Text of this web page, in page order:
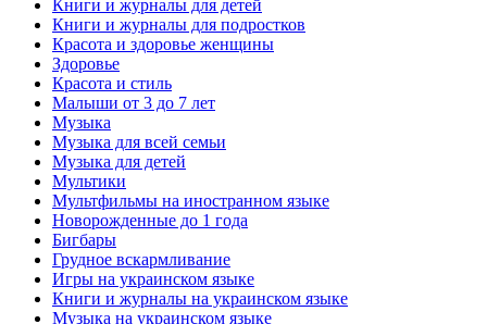
Книги и журналы для детей
Книги и журналы для подростков
Красота и здоровье женщины
Здоровье
Красота и стиль
Малыши от 3 до 7 лет
Музыка
Музыка для всей семьи
Музыка для детей
Мультики
Мультфильмы на иностранном языке
Новорожденные до 1 года
Бигбары
Грудное вскармливание
Игры на украинском языке
Книги и журналы на украинском языке
Музыка на украинском языке